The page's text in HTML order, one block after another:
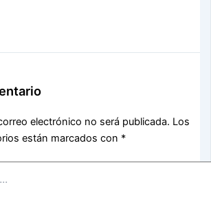
electrónico no será publicada. Los
están marcados con *